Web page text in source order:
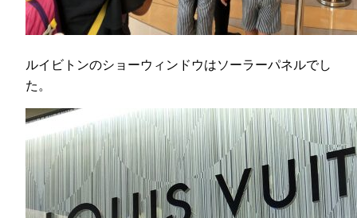
ルイビトンのショーウィンドウはソーラーパネルでし
た。